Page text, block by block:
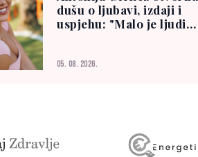
dušu o ljubavi, izdaji i
uspjehu: "Malo je ljudi
05. 08. 2026.